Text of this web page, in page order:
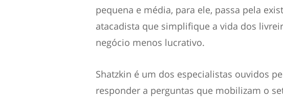
pequena e média, para ele, passa pela
atacadista que simplifique a vida dos
negócio menos lucrativo.
Shatzkin é um dos especialistas ouvidos
responder a perguntas que mobilizam o